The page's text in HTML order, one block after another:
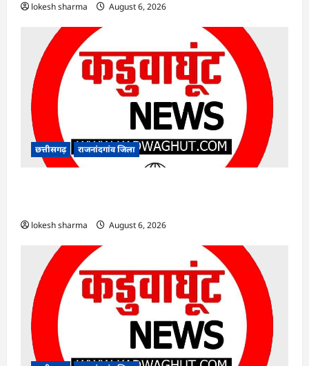
lokesh sharma August 6, 2026
छत्तीसगढ़ राजनांदगांव जिला
lokesh sharma August 6, 2026